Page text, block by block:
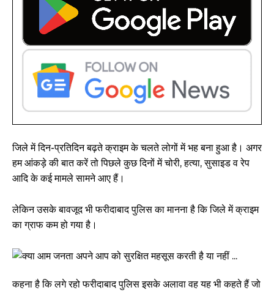
जिले में दिन-प्रतिदिन बढ़ते क्राइम के चलते लोगों में भह बना हुआ है। अगर
हम आंकड़े की बात करें तो पिछले कुछ दिनों में चोरी, हत्या, सुसाइड व रेप
आदि के कई मामले सामने आए हैं।
लेकिन उसके बावजूद भी फरीदाबाद पुलिस का मानना है कि जिले में क्राइम
का ग्राफ कम हो गया है।
कहना है कि लगे रहो फरीदाबाद पुलिस इसके अलावा वह यह भी कहते हैं जो